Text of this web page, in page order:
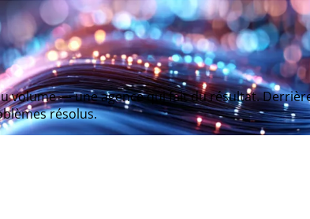
volume — une agence qui fait du résultat.
résolus.